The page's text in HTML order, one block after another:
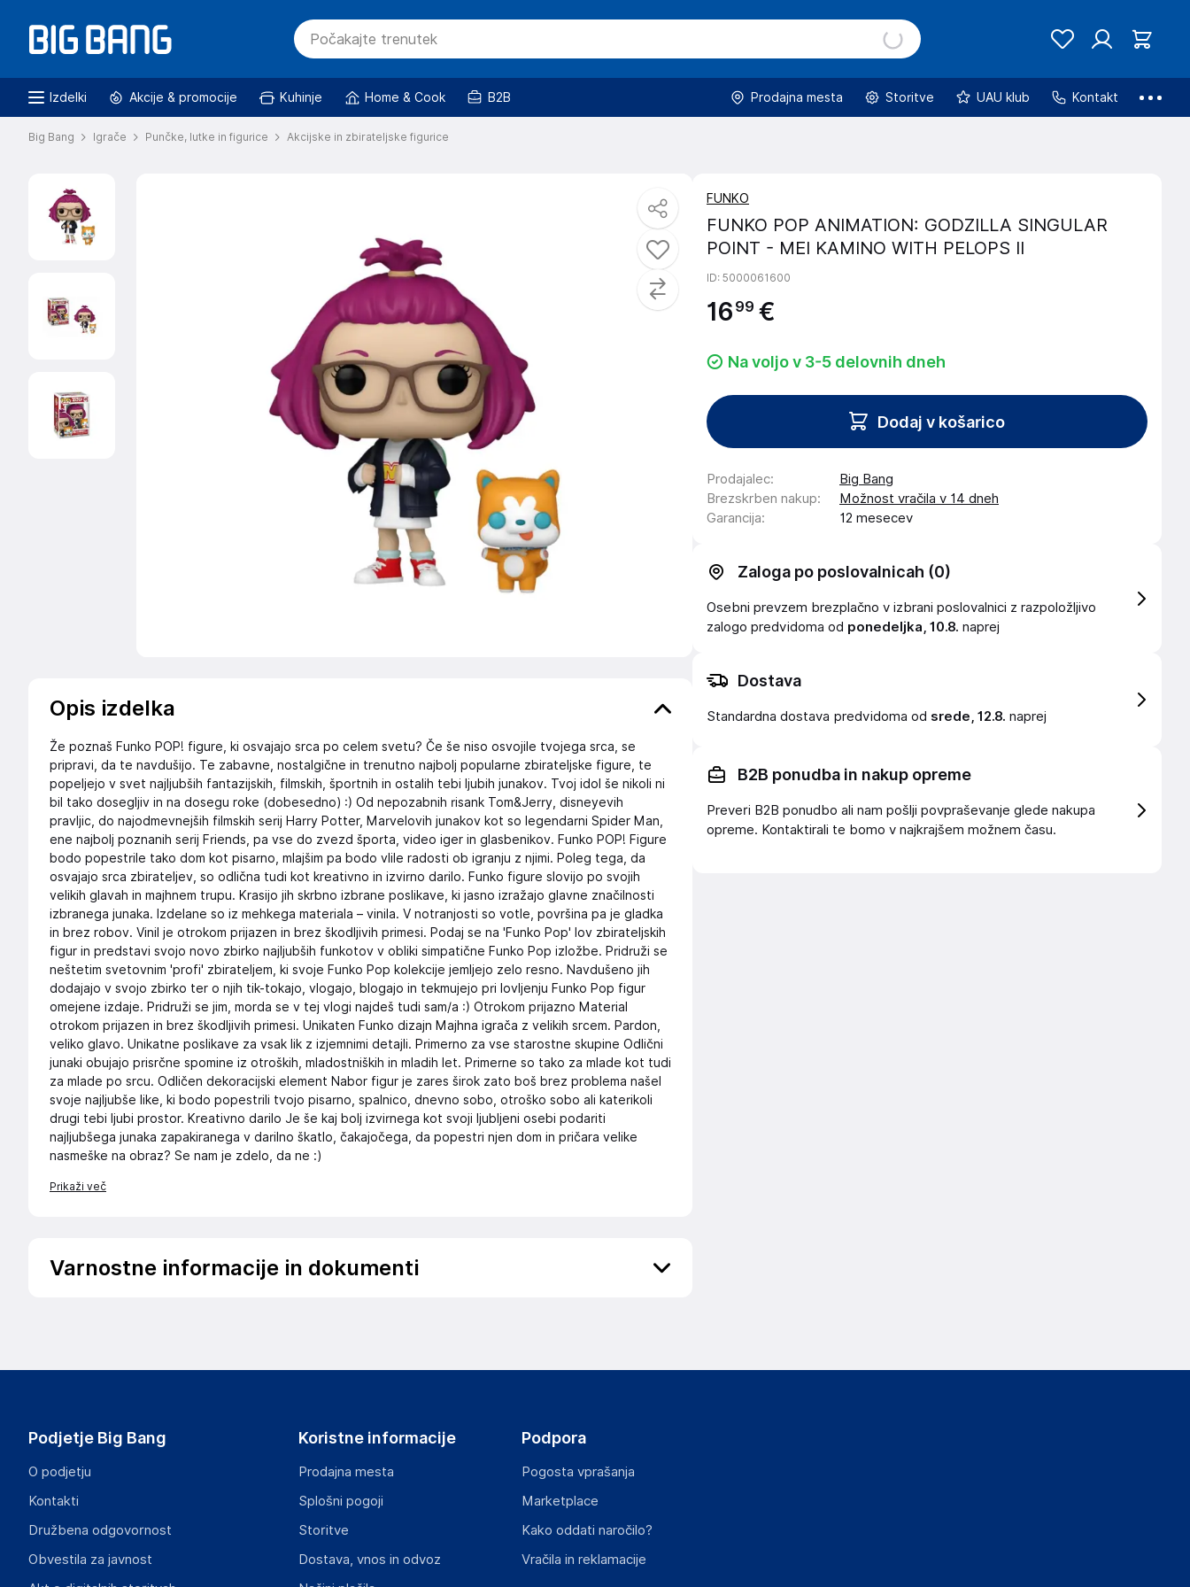
Izdelki Akcije & promocije Kuhinje Home & Cook B2B Prodajna mesta Storitve UAU klub Kontakt
Big Bang Igrače Punčke, lutke in figurice Akcijske in zbirateljske figurice
Opis izdelka
Že poznaš Funko POP! figure, ki osvajajo srca po celem svetu? Če še niso osvojile tvojega srca, se
pripravi, da te navdušijo. Te zabavne, nostalgične in trenutno najbolj popularne zbirateljske figure, te
popeljejo v svet najljubših fantazijskih, filmskih, športnih in ostalih tebi ljubih junakov. Tvoj idol še nikoli ni
bil tako dosegljiv in na dosegu roke (dobesedno) :) Od nepozabnih risank Tom&Jerry, disneyevih
pravljic, do najodmevnejših filmskih serij Harry Potter, Marvelovih junakov kot so legendarni Spider Man,
ene najbolj poznanih serij Friends, pa vse do zvezd športa, video iger in glasbenikov. Funko POP! Figure
bodo popestrile tako dom kot pisarno, mlajšim pa bodo vlile radosti ob igranju z njimi. Poleg tega, da
osvajajo srca zbirateljev, so odlična tudi kot kreativno in izvirno darilo. Funko figure slovijo po svojih
velikih glavah in majhnem trupu. Krasijo jih skrbno izbrane poslikave, ki jasno izražajo glavne značilnosti
izbranega junaka. Izdelane so iz mehkega materiala – vinila. V notranjosti so votle, površina pa je gladka
in brez robov. Vinil je otrokom prijazen in brez škodljivih primesi. Podaj se na 'Funko Pop' lov zbirateljskih
figur in predstavi svojo novo zbirko najljubših funkotov v obliki simpatične Funko Pop izložbe. Pridruži se
neštetim svetovnim 'profi' zbirateljem, ki svoje Funko Pop kolekcije jemljejo zelo resno. Navdušeno jih
dodajajo v svojo zbirko ter o njih tik-tokajo, vlogajo, blogajo in tekmujejo pri lovljenju Funko Pop figur
omejene izdaje. Pridruži se jim, morda se v tej vlogi najdeš tudi sam/a :) Otrokom prijazno Material
otrokom prijazen in brez škodljivih primesi. Unikaten Funko dizajn Majhna igrača z velikih srcem. Pardon,
veliko glavo. Unikatne poslikave za vsak lik z izjemnimi detajli. Primerno za vse starostne skupine Odlični
junaki obujajo prisrčne spomine iz otroških, mladostniških in mladih let. Primerne so tako za mlade kot tudi
za mlade po srcu. Odličen dekoracijski element Nabor figur je zares širok zato boš brez problema našel
svoje najljubše like, ki bodo popestrili tvojo pisarno, spalnico, dnevno sobo, otroško sobo ali katerikoli
drugi tebi ljubi prostor. Kreativno darilo Je še kaj bolj izvirnega kot svoji ljubljeni osebi podariti
najljubšega junaka zapakiranega v darilno škatlo, čakajočega, da popestri njen dom in pričara velike
nasmeške na obraz? Se nam je zdelo, da ne :)
Prikaži več
Varnostne informacije in dokumenti
https://funko.com/
Gospodarski subjekt s sedežem v EU, ki zagotavlja skladnost izdelka z zahtevanimi predpisi.
Zuidplein 36; 1077 XV Amsterdam
FUNKO
FUNKO POP ANIMATION: GODZILLA SINGULAR
POINT - MEI KAMINO WITH PELOPS II
ID: 5000061600
16 99 €
Na voljo v 3-5 delovnih dneh
Dodaj v košarico
Prodajalec:
Big Bang
Brezskrben nakup:
Možnost vračila v 14 dneh
Garancija: 12 mesecev
Zaloga po poslovalnicah (0)
Osebni prevzem brezplačno v izbrani poslovalnici z razpoložljivo
zalogo predvidoma od ponedeljka, 10.8. naprej
Dostava
Standardna dostava predvidoma od srede, 12.8. naprej
B2B ponudba in nakup opreme
Preveri B2B ponudbo ali nam pošlji povpraševanje glede nakupa
opreme. Kontaktirali te bomo v najkrajšem možnem času.
Podjetje Big Bang
O podjetju
Kontakti
Družbena odgovornost
Obvestila za javnost
Koristne informacije
Prodajna mesta
Splošni pogoji
Storitve
Dostava, vnos in odvoz
Podpora
Pogosta vprašanja
Marketplace
Kako oddati naročilo?
Vračila in reklamacije